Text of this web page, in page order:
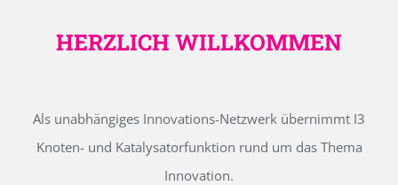
HERZLICH WILLKOMMEN
Als unabhängiges Innovations-Netzwerk übernimmt I3
Knoten- und Katalysatorfunktion rund um das Thema
Innovation.